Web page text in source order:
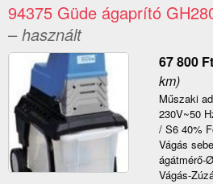
94375 Güde ágaprító
– használt
67 800 Ft
km)
Műszaki
230V~50
/ S6 40%
Vágás
ágátmérő-
Vágás-